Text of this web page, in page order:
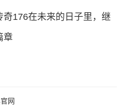
176在未来的日子里，继
章
网